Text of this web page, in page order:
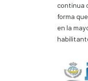
continua
forma
en la